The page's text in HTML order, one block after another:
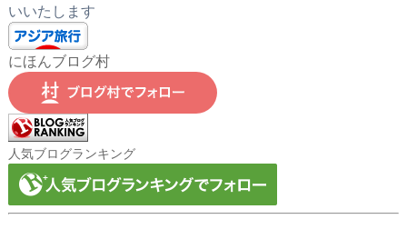
いいたします
にほんブログ村
人気ブログランキング